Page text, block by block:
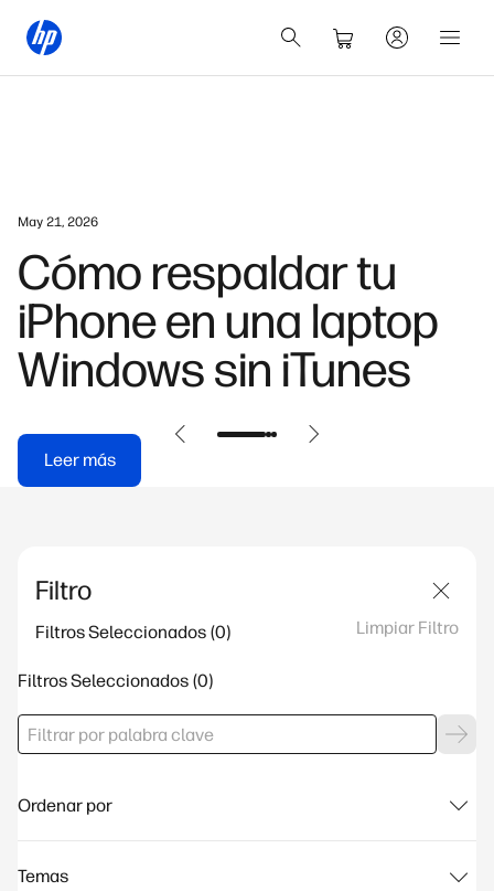
May 25, 2026
Soluciones Web-to-
Print: guía de HP para
empresas
Leer más
Filtro
Filtros Seleccionados Limpiar Filtro
Filtros Seleccionados
Ordenar por
Temas